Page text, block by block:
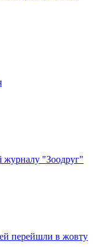
журналу "Зоодруг"
перейшли в жовту